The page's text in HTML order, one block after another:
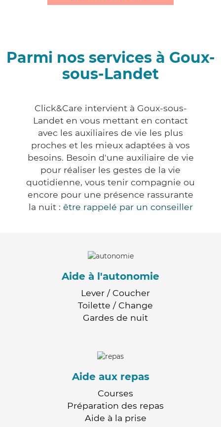
Parmi nos services à Goux-
sous-Landet
Click&Care intervient à Goux-sous-
Landet en vous mettant en contact
avec les auxiliaires de vie les plus
proches et les mieux adaptées à vos
besoins. Besoin d'une auxiliaire de vie
pour réaliser les gestes de la vie
quotidienne, vous tenir compagnie ou
encore pour une présence rassurante
la nuit : être rappelé par un conseiller
Aide à l'autonomie
Lever / Coucher
Toilette / Change
Gardes de nuit
Aide aux repas
Courses
Préparation des repas
Aide à la prise